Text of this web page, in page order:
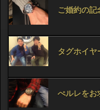
タグホイヤ
ぺルレをお